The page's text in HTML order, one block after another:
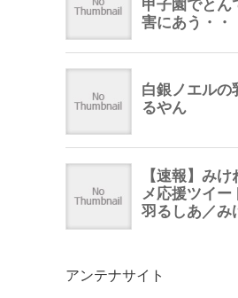
アンテナサイト